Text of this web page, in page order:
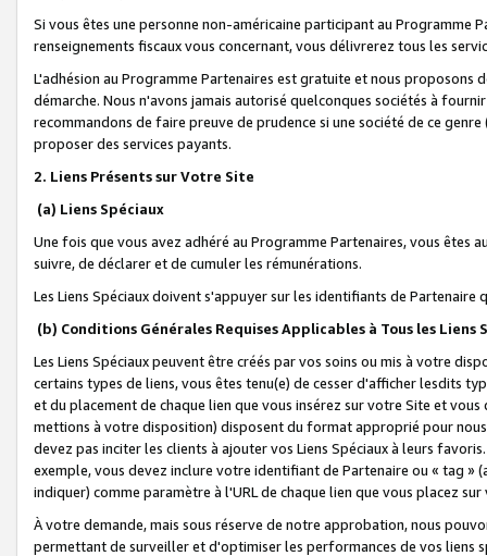
Si vous êtes une personne non-américaine participant au
renseignements fiscaux vous concernant, vous délivrerez tous les
L'adhésion au Programme Partenaires est gratuite et nous proposons
démarche. Nous n'avons jamais autorisé quelconques sociétés à
recommandons de faire preuve de prudence si une société de ce
proposer des services payants.
2. Liens Présents sur Votre Site
(a) Liens Spéciaux
Une fois que vous avez adhéré au Programme Partenaires, vous êtes
suivre, de déclarer et de cumuler les rémunérations.
Les Liens Spéciaux doivent s'appuyer sur les identifiants de Partenaire
(b) Conditions Générales Requises Applicables à Tous les Liens
Les Liens Spéciaux peuvent être créés par vos soins ou mis à votre
certains types de liens, vous êtes tenu(e) de cesser d'afficher lesdits
et du placement de chaque lien que vous insérez sur votre Site et
mettions à votre disposition) disposent du format approprié pour
devez pas inciter les clients à ajouter vos Liens Spéciaux à leurs
exemple, vous devez inclure votre identifiant de Partenaire ou « tag
indiquer) comme paramètre à l'URL de chaque lien que vous placez
À votre demande, mais sous réserve de notre approbation, nous
permettant de surveiller et d'optimiser les performances de vos liens